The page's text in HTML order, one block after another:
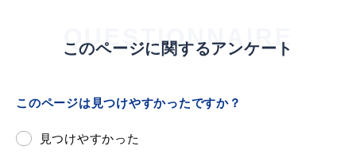
ごみ・リサイクル 支援・助成制度
各種相談窓口
QUESTIONNAIRE
このページに関するアンケート
このページは見つけやすかったですか？
見つけやすかった